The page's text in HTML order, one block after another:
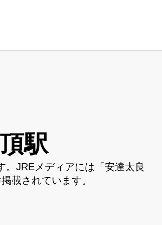
駅
JREメディアには「安達太良
載されています。